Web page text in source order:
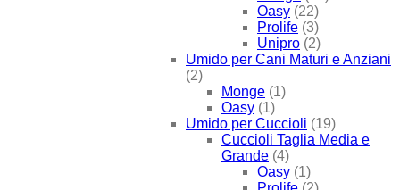
Oasy (22)
Prolife (3)
Unipro (2)
Umido per Cani Maturi e Anziani
(2)
Monge (1)
Oasy (1)
Umido per Cuccioli (19)
Cuccioli Taglia Media e
Grande (4)
Oasy (1)